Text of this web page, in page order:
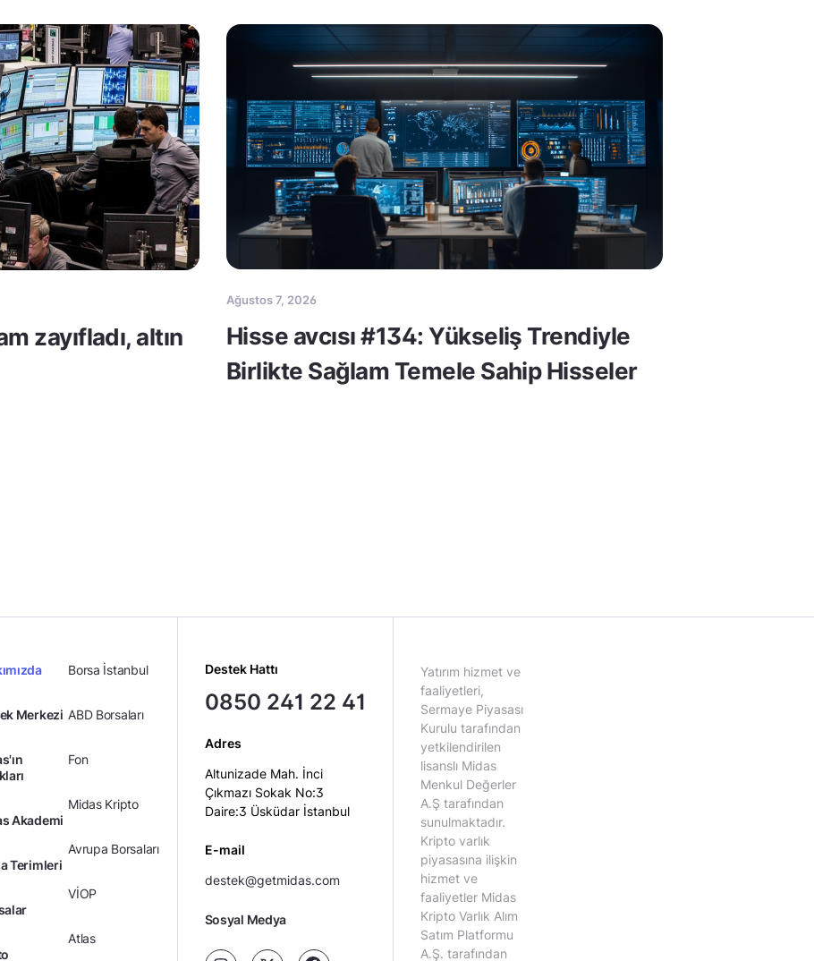
zayıfladı, altın
Ağustos 7, 2026
Hisse avcısı #134: Yükseliş Trendiyle
Birlikte Sağlam Temele Sahip Hisseler
Merkezi
Akademi
Terimleri
Borsa İstanbul
ABD Borsaları
Fon
Midas Kripto
Avrupa Borsaları
VİOP
Atlas
Destek Hattı
0850 241 22 41
Adres
Altunizade Mah. İnci
Çıkmazı Sokak No:3
Daire:3 Üsküdar İstanbul
E-mail
destek@getmidas.com
Sosyal Medya
Yatırım hizmet ve
faaliyetleri,
Sermaye Piyasası
Kurulu tarafından
yetkilendirilen
lisanslı Midas
Menkul Değerler
A.Ş tarafından
sunulmaktadır.
Kripto varlık
piyasasına ilişkin
hizmet ve
faaliyetler Midas
Kripto Varlık Alım
Satım Platformu
A.Ş. tarafından